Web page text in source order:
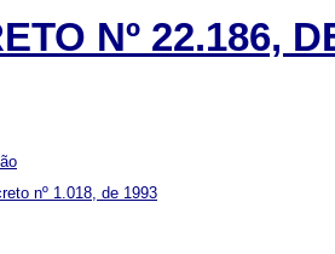
Nº 22.186,
nº 1.018, de 1993